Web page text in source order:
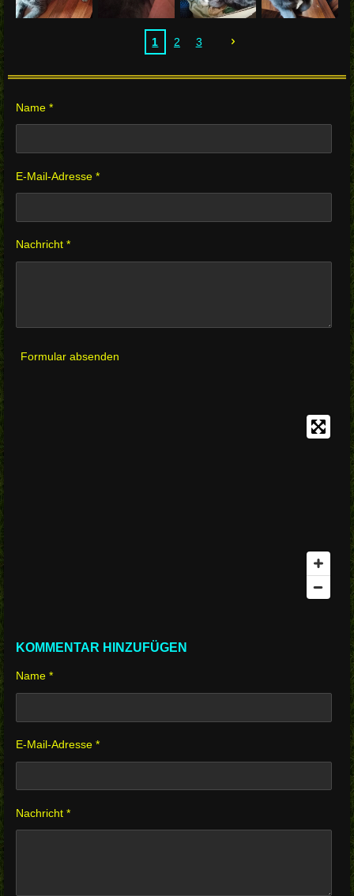
1 2 3
Name *
E-Mail-Adresse *
Nachricht *
Formular absenden
KOMMENTAR HINZUFÜGEN
Name *
E-Mail-Adresse *
Nachricht *